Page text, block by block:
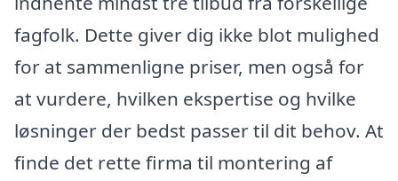
fagfolk. Dette giver dig ikke blot mulighed
for at sammenligne priser, men også for
at vurdere, hvilken ekspertise og hvilke
løsninger der bedst passer til dit behov. At
finde det rette firma til montering af